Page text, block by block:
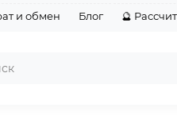
и обмен Блог 🔮